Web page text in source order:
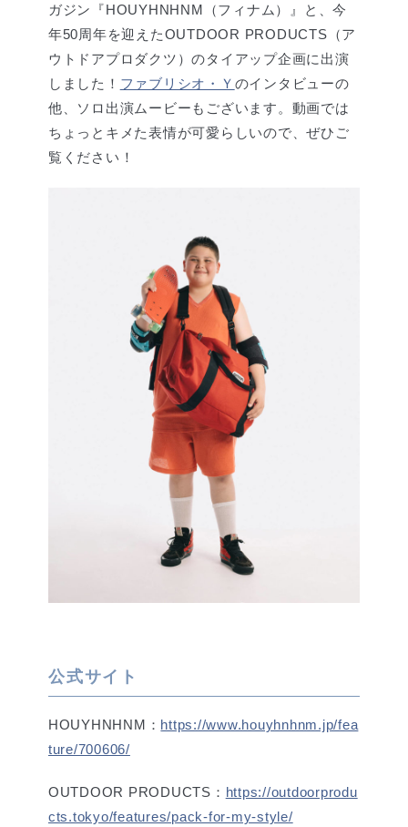
ガジン『HOUYHNHNM（フィナム）』と、今
年50周年を迎えたOUTDOOR PRODUCTS（ア
ウトドアプロダクツ）のタイアップ企画に出演
しました！ ファブリシオ・Ｙ のインタビューの
他、ソロ出演ムービーもございます。動画では
ちょっとキメた表情が可愛らしいので、ぜひご
覧ください！
公式サイト
HOUYHNHNM： https://www.houyhnhnm.jp/fea
ture/700606/
OUTDOOR PRODUCTS： https://outdoorprodu
cts.tokyo/features/pack-for-my-style/